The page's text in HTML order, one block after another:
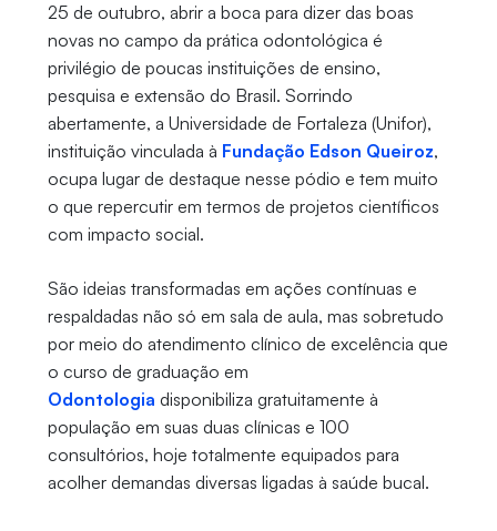
25 de outubro, abrir a boca para dizer das boas
novas no campo da prática odontológica é
privilégio de poucas instituições de ensino,
pesquisa e extensão do Brasil. Sorrindo
abertamente, a Universidade de Fortaleza (Unifor),
instituição vinculada à Fundação Edson Queiroz,
ocupa lugar de destaque nesse pódio e tem muito
o que repercutir em termos de projetos científicos
com impacto social.
São ideias transformadas em ações contínuas e
respaldadas não só em sala de aula, mas sobretudo
por meio do atendimento clínico de excelência que
o curso de graduação em
Odontologia disponibiliza gratuitamente à
população em suas duas clínicas e 100
consultórios, hoje totalmente equipados para
acolher demandas diversas ligadas à saúde bucal.